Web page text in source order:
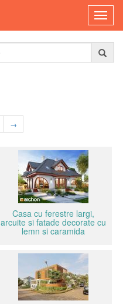
→
Casa cu ferestre largi,
arcuite si fatade decorate cu
lemn si caramida